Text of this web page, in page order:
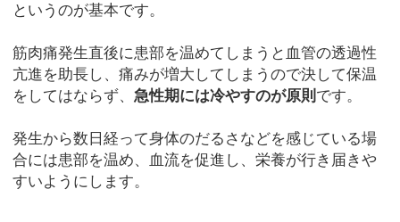
というのが基本です。
筋肉痛発生直後に患部を温めてしまうと血管の透過性
亢進を助長し、痛みが増大してしまうので決して保温
をしてはならず、急性期には冷やすのが原則 です。
発生から数日経って身体のだるさなどを感じている場
合には患部を温め、血流を促進し、栄養が行き届きや
すいようにします。